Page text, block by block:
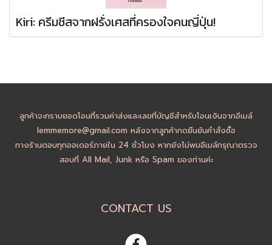
Kiri: ครีมชีสจากฝรั่งเศสที่ครองใจคนญี่ปุ่น!
ลูกค้าจะทราบยอดโอนที่รวมค่าส่งและเลขที่บัญชีสำหรับโอนเงินจากอีเมล์
lemmemore@gmail.com หลังจากลูกค้ากดยืนยันคำสั่งซื้อ
ทางร้านตอบทุกออเดอร์ภายใน 24 ชั่วโมง หากยังไม่พบอีเมล์กรุณาตรวจ
สอบที่ All Mail, Junk หรือ Spam ของท่านค่ะ
CONTACT US